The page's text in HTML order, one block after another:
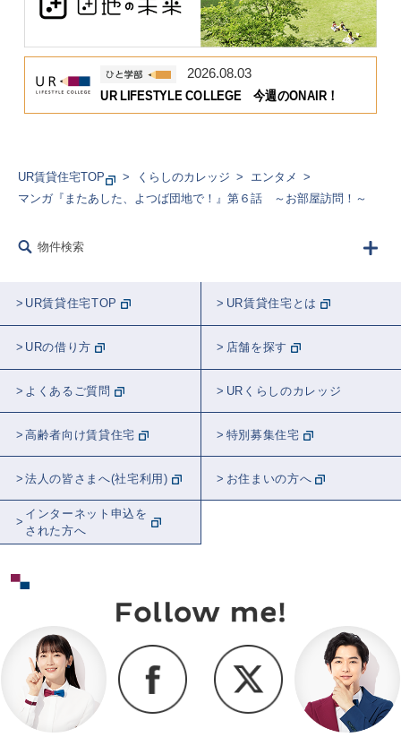
2026.08.03
UR LIFESTYLE COLLEGE 今週のONAIR！
UR賃貸住宅TOP くらしのカレッジ
エンタメ
マンガ『またあした、よつば団地で！』第６話 ～お部屋訪問！～
物件検索
UR賃貸住宅TOP UR賃貸住宅とは
URの借り方 店舗を探す
よくあるご質問 URくらしのカレッジ
高齢者向け賃貸住宅 特別募集住宅
法人の皆さまへ(社宅利用) お住まいの方へ
インターネット申込を
された方へ